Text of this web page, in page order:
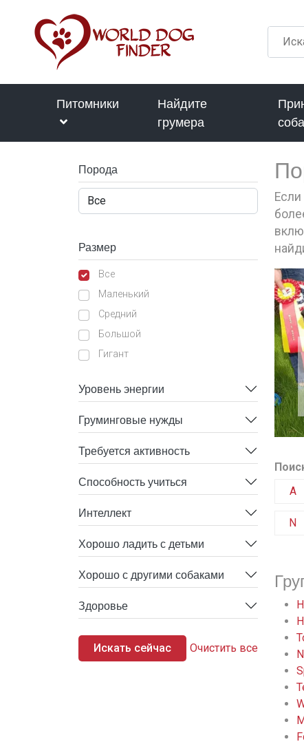
Питомники
Найдите
грумера
Порода
Размер
Все
Маленький
Средний
Большой
Гигант
Уровень энергии
Груминговые нужды
Требуется активность
Способность учиться
Интеллект
Хорошо ладить с детьми
Хорошо с другими собаками
Здоровье
Искать сейчас Очистить все
A
N